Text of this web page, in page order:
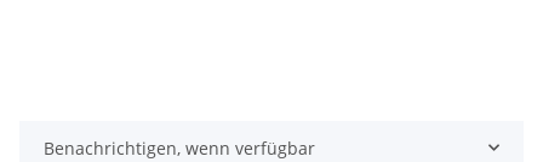
Benachrichtigen, wenn verfügbar